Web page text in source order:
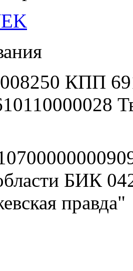
КПП
БИК
правда"